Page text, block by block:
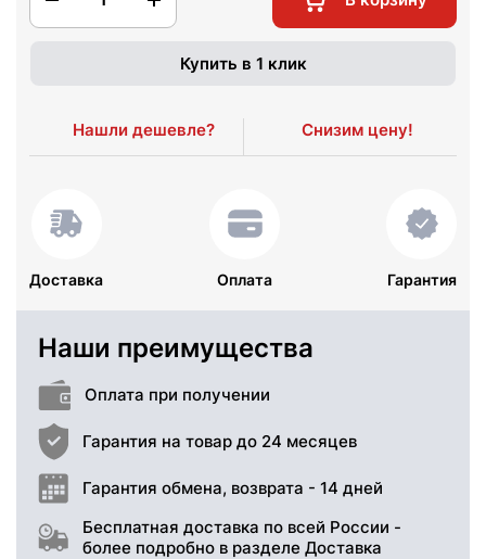
Купить в 1 клик
Нашли дешевле? Снизим цену!
Доставка Оплата Гарантия
Наши преимущества
Оплата при получении
Гарантия на товар до 24 месяцев
Гарантия обмена, возврата - 14 дней
Бесплатная доставка по всей России -
более подробно в разделе Доставка